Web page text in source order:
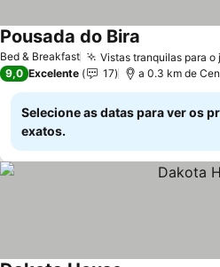
Bed & Breakfast Vistas tranquilas para o
Pousada do Bira
9,0 Excelente 17 a 0.3 km de
Selecione as datas para ver os
exatos.